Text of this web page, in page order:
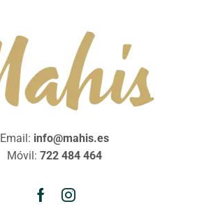
Email: info@mahis.es
Móvil: 722 484 464